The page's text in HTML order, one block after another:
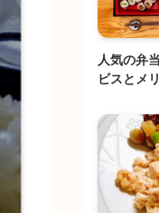
人気の弁
ビスとメ